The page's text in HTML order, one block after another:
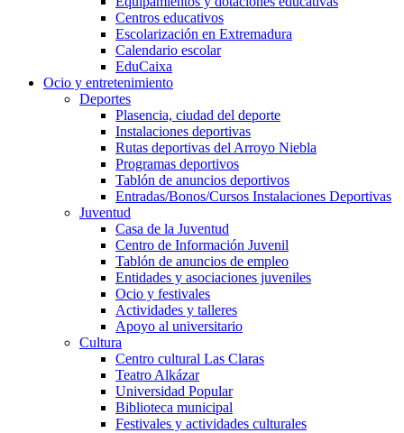
Centros educativos
Escolarización en Extremadura
Calendario escolar
EduCaixa
Ocio y entretenimiento
Deportes
Plasencia, ciudad del deporte
Instalaciones deportivas
Rutas deportivas del Arroyo Niebla
Programas deportivos
Tablón de anuncios deportivos
Entradas/Bonos/Cursos Instalaciones Deportivas
Juventud
Casa de la Juventud
Centro de Información Juvenil
Tablón de anuncios de empleo
Entidades y asociaciones juveniles
Ocio y festivales
Actividades y talleres
Apoyo al universitario
Cultura
Centro cultural Las Claras
Teatro Alkázar
Universidad Popular
Biblioteca municipal
Festivales y actividades culturales